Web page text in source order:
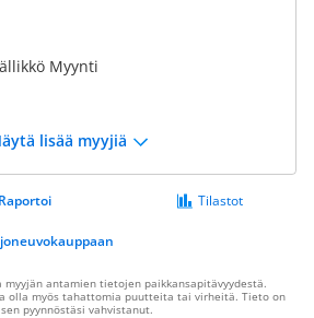
Myynti
lisää myyjiä
Tilastot
Raportoi
antamien tietojen paikkansapitävyydestä.
olla myös tahattomia puutteita tai virheitä. Tieto on
pyynnöstäsi vahvistanut.